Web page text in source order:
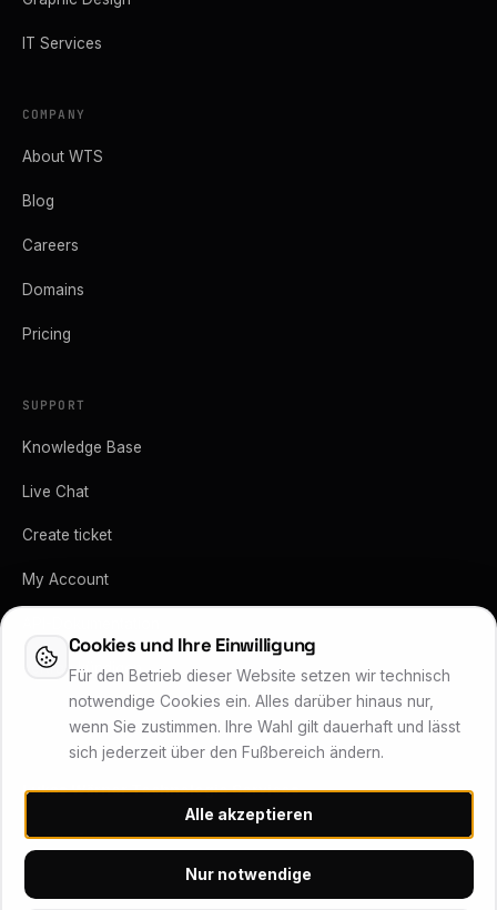
IT Services
COMPANY
About WTS
Blog
Careers
Domains
Pricing
SUPPORT
Knowledge Base
Live Chat
Create ticket
My Account
Vertrag kündigen
Lukas Wärner Technologie Services
Inhaber Lukas Wärner · Friedrich-Stoer-Straße 6 · 90537 Feucht
Systemstatus
Cookies und Ihre Einwilligung
Für den Betrieb dieser Website setzen wir technisch
notwendige Cookies ein. Alles darüber hinaus nur,
wenn Sie zustimmen. Ihre Wahl gilt dauerhaft und lässt
sich jederzeit über den Fußbereich ändern.
Alle akzeptieren
Nur notwendige